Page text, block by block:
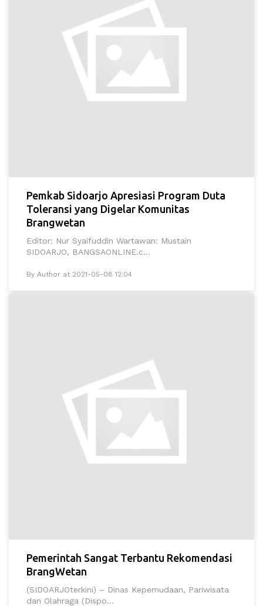
Pemkab Sidoarjo Apresiasi Program Duta
Toleransi yang Digelar Komunitas
Brangwetan
Editor: Nur Syaifuddin Wartawan: Mustain
SIDOARJO, BANGSAONLINE.c...
By Author at 2021-05-08 12:04
Pemerintah Sangat Terbantu Rekomendasi
BrangWetan
(SIDOARJOterkini) – Dinas Kepemudaan, Pariwisata
dan Olahraga (Dispo...